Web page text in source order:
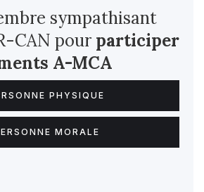
sympathisant
CAN pour participer
A-MCA
PHYSIQUE
MORALE